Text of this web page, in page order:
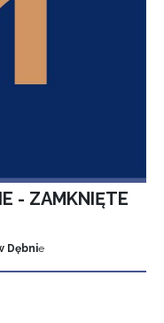
- ZAMKNIĘTE
Dębnie